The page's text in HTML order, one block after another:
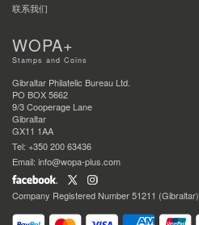
联系我们
WOPA+
Stamps and Coins
Gibraltar Philatelic Bureau Ltd.
PO BOX 5662
9/3 Cooperage Lane
Gibraltar
GX11 1AA
Tel: +350 200 63436
Email: info@wopa-plus.com
Company Registered Number 51211 (Gibraltar)